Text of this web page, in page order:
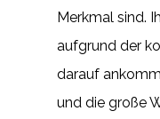
Merkmal sind.
aufgrund der
darauf
und die große